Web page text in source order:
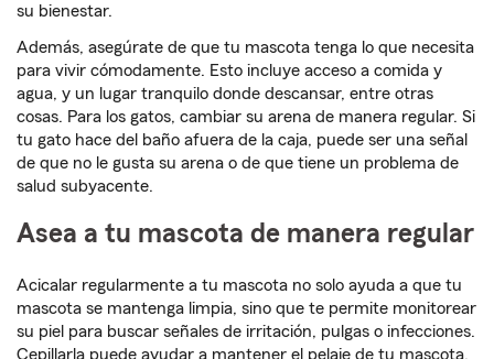
su bienestar.
Además, asegúrate de que tu mascota tenga lo que necesita
para vivir cómodamente. Esto incluye acceso a comida y
agua, y un lugar tranquilo donde descansar, entre otras
cosas. Para los gatos, cambiar su arena de manera regular. Si
tu gato hace del baño afuera de la caja, puede ser una señal
de que no le gusta su arena o de que tiene un problema de
salud subyacente.
Asea a tu mascota de manera regular
Acicalar regularmente a tu mascota no solo ayuda a que tu
mascota se mantenga limpia, sino que te permite monitorear
su piel para buscar señales de irritación, pulgas o infecciones.
Cepillarla puede ayudar a mantener el pelaje de tu mascota,